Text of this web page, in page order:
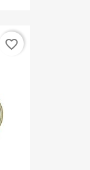
favorite_border